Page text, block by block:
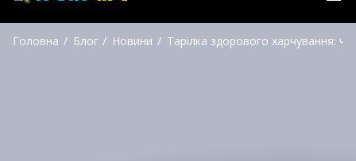
Головна Блог Новини Тарілка здорового харчування: